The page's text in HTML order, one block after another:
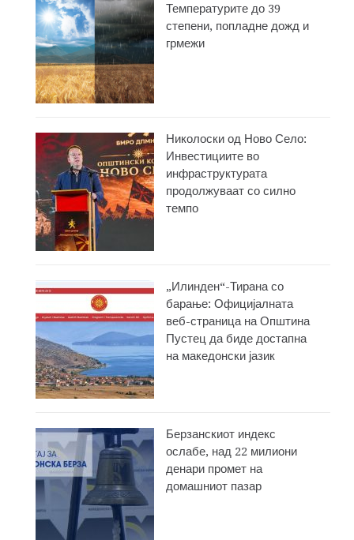
Температурите до 39
степени, попладне дожд и
грмежи
Николоски од Ново Село:
Инвестициите во
инфраструктурата
продолжуваат со силно
темпо
„Илинден“-Тирана со
барање: Официјалната
веб-страница на Општина
Пустец да биде достапна
на македонски јазик
Берзанскиот индекс
ослабе, над 22 милиони
денари промет на
домашниот пазар